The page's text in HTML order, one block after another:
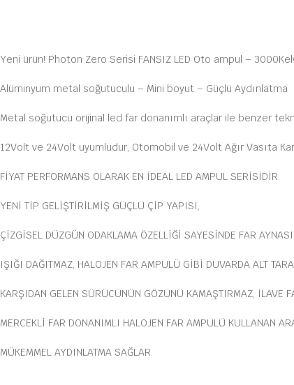
Yeni ürün! Photon Zero Serisi FANSIZ LED Oto ampul –
Alüminyum metal soğutuculu – Mini boyut – Güçlü Aydınlatma
Metal soğutucu orijinal led far donanımlı araçlar ile benzer
12Volt ve 24Volt uyumludur, Otomobil ve 24Volt Ağır Vasıta
FİYAT PERFORMANS OLARAK EN İDEAL LED AMPUL SERİSİDİR.
YENİ TİP GELİŞTİRİLMİŞ GÜÇLÜ ÇİP YAPISI,
ÇİZGİSEL DÜZGÜN ODAKLAMA ÖZELLİĞİ SAYESİNDE FAR
IŞIĞI DAĞITMAZ, HALOJEN FAR AMPULÜ GİBİ DUVARDA ALT
KARŞIDAN GELEN SÜRÜCÜNÜN GÖZÜNÜ KAMAŞTIRMAZ, İLAVE
MERCEKLİ FAR DONANIMLI HALOJEN FAR AMPULÜ KULLANAN
MÜKEMMEL AYDINLATMA SAĞLAR.